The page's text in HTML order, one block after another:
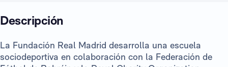
Descripción
La Fundación Real Madrid desarrolla una escuela
sociodeportiva en colaboración con la Federación de